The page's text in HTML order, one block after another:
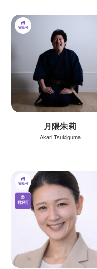
月隈朱莉
Akari Tsukiguma